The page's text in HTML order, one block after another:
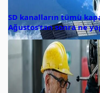
SD kanalların tümü
Ağustos’tan sonra ne